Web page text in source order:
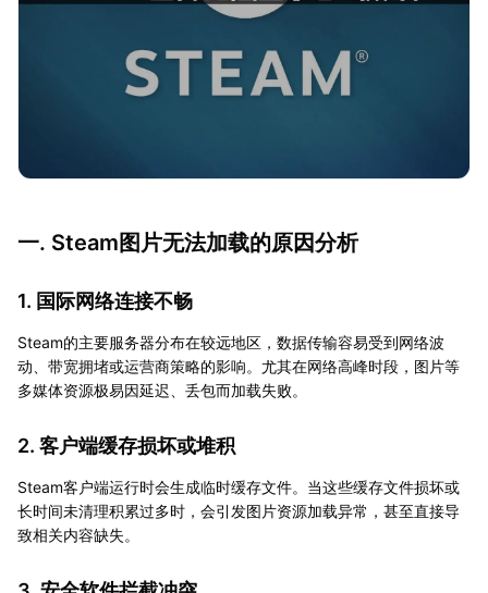
一. Steam图片无法加载的原因分析
1. 国际网络连接不畅
Steam的主要服务器分布在较远地区，数据传输容易受到网络波
动、带宽拥堵或运营商策略的影响。尤其在网络高峰时段，图片等
多媒体资源极易因延迟、丢包而加载失败。
2. 客户端缓存损坏或堆积
Steam客户端运行时会生成临时缓存文件。当这些缓存文件损坏或
长时间未清理积累过多时，会引发图片资源加载异常，甚至直接导
致相关内容缺失。